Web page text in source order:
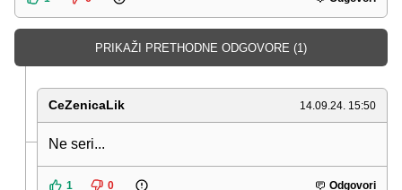
PRIKAŽI PRETHODNE ODGOVORE (1)
CeZenicaLik 14.09.24. 15:50
Ne seri...
1 0 Odgovori